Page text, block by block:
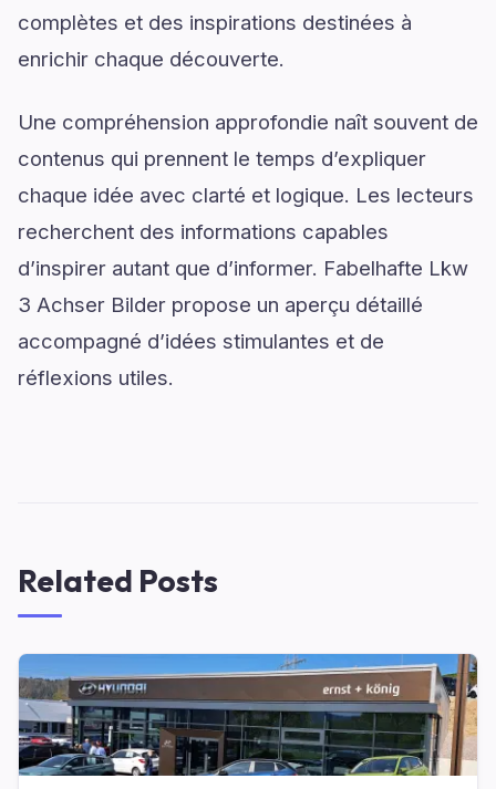
complètes et des inspirations destinées à
enrichir chaque découverte.
Une compréhension approfondie naît souvent de
contenus qui prennent le temps d’expliquer
chaque idée avec clarté et logique. Les lecteurs
recherchent des informations capables
d’inspirer autant que d’informer. Fabelhafte Lkw
3 Achser Bilder propose un aperçu détaillé
accompagné d’idées stimulantes et de
réflexions utiles.
Related Posts